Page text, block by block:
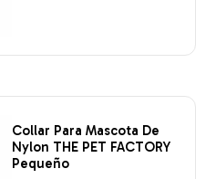
Collar Para Mascota De
Nylon THE PET FACTORY
Pequeño